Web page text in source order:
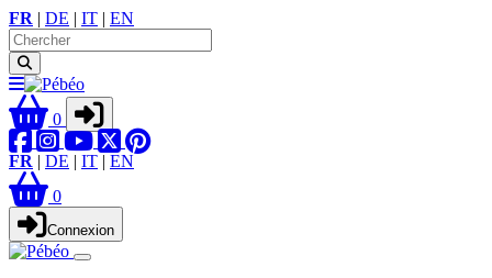
FR | DE | IT | EN
0
FR | DE | IT | EN
0
Connexion